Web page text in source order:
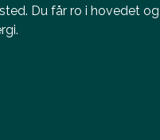
Du får ro i hovedet